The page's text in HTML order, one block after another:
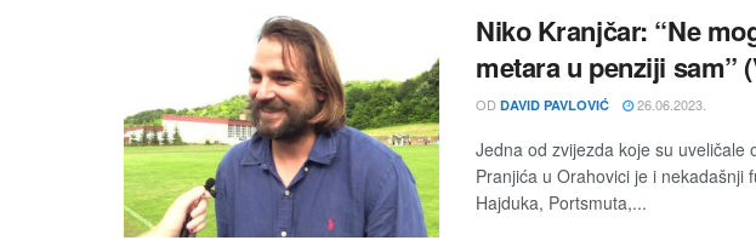
Niko Kranjčar: “Ne
metara u penziji sam”
OD DAVID PAVLOVIĆ 26.06.2023.
Jedna od zvijezda koje su uveličale
Pranjića u Orahovici je i nekadašnji
Hajduka, Portsmuta,...